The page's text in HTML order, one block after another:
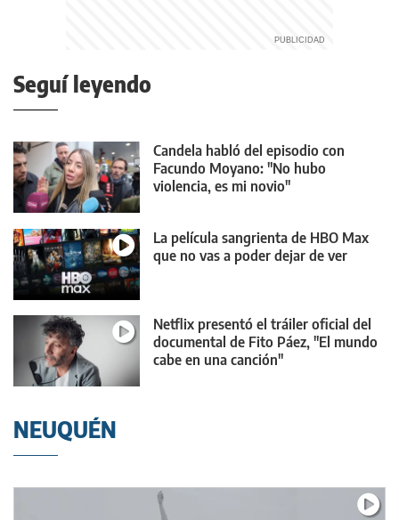
Seguí leyendo
Candela habló del episodio con
Facundo Moyano: "No hubo
violencia, es mi novio"
La película sangrienta de HBO Max
que no vas a poder dejar de ver
Netflix presentó el tráiler oficial del
documental de Fito Páez, "El mundo
cabe en una canción"
NEUQUÉN